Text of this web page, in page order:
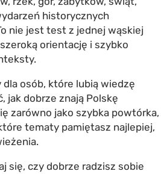
historycznych
nie jest test z jednej wąskiej
orientację i szybko
osób, które lubią wiedzę
jak dobrze znają Polskę
zarówno jako szybka powtórka,
tematy pamiętasz najlepiej,
się, czy dobrze radzisz sobie